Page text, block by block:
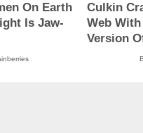
On Earth
Is Jaw-
Culkin
Web
Version